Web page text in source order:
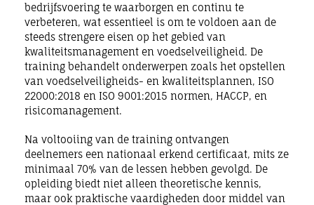
bedrijfsvoering te waarborgen en continu te
verbeteren, wat essentieel is om te voldoen aan de
steeds strengere eisen op het gebied van
kwaliteitsmanagement en voedselveiligheid. De
training behandelt onderwerpen zoals het opstellen
van voedselveiligheids- en kwaliteitsplannen, ISO
22000:2018 en ISO 9001:2015 normen, HACCP, en
risicomanagement.
Na voltooiing van de training ontvangen
deelnemers een nationaal erkend certificaat, mits ze
minimaal 70% van de lessen hebben gevolgd. De
opleiding biedt niet alleen theoretische kennis,
maar ook praktische vaardigheden door middel van